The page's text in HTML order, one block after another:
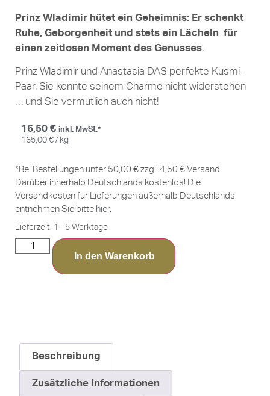
Prinz Wladimir hütet ein Geheimnis: Er schenkt
Ruhe, Geborgenheit und stets ein Lächeln für
einen zeitlosen Moment des Genusses.
Prinz Wladimir und Anastasia DAS perfekte Kusmi-
Paar. Sie konnte seinem Charme nicht widerstehen
… und Sie vermutlich auch nicht!
16,50 € inkl. MwSt.*
165,00 € / kg
*Bei Bestellungen unter 50,00 € zzgl. 4,50 € Versand.
Darüber innerhalb Deutschlands kostenlos! Die
Versandkosten für Lieferungen außerhalb Deutschlands
entnehmen Sie bitte hier.
Lieferzeit: 1 - 5 Werktage
In den Warenkorb
Beschreibung
Zusätzliche Informationen